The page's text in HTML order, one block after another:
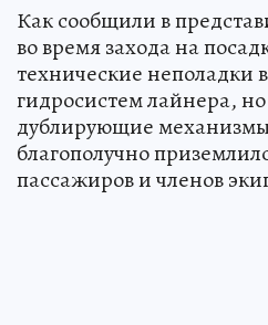
Как сообщили в
во время захода на
технические неполадки
гидросистем лайнера,
дублирующие
благополучно
пассажиров и членов